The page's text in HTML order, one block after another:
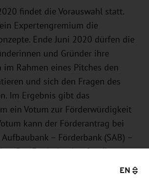
findet die Vorauswahl statt.
Expertengremium die
Ende Juni 2020 dürfen die
und Gründer ihre
im Rahmen eines Pitches den
und sich den Fragen des
Im Ergebnis gibt das
ein Votum zur Förderwürdigkeit
kann der Förderantrag bei
– Förderbank (SAB) –
Der Förderbeginn für die
und Gründer ist fürEN